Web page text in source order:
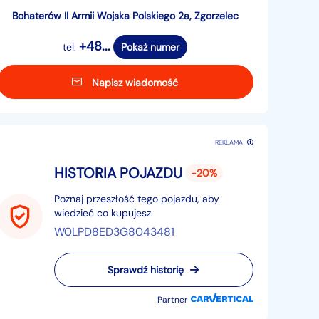
Bohaterów II Armii Wojska Polskiego 2a, Zgorzelec
tel. +48... Pokaż numer
Napisz wiadomość
REKLAMA
HISTORIA POJAZDU
-20%
Poznaj przeszłość tego pojazdu, aby
wiedzieć co kupujesz.
W0LPD8ED3G8043481
Sprawdź historię
Partner